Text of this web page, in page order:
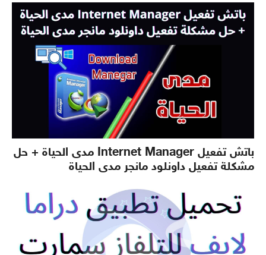
باتش تفعيل Internet Manager مدى الحياة + حل
مشكلة تفعيل داونلود مانجر مدى الحياة